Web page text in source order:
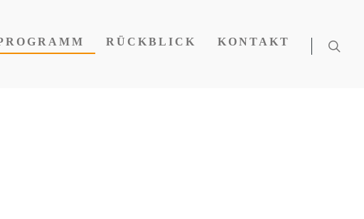
RÜCKBLICK KONTAKT